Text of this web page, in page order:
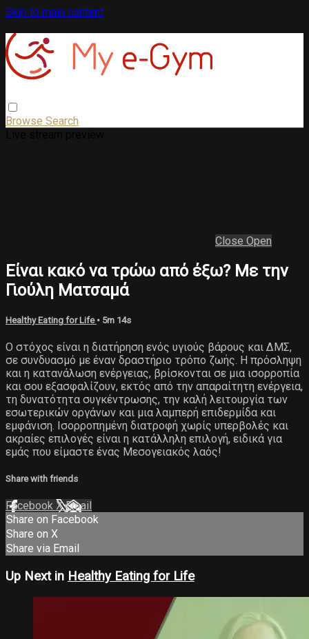
Skip to main content
Browse Search
Close Open
Eίναι κακό να τρώω από έξω? Με την
Γιούλη Ματσαμά
Healthy Eating for Life • 5m 14s
Ο στόχος είναι η διατήρηση ενός υγιούς βάρους και ΔΜΣ,
σε συνδυασμό με έναν δραστήριο τρόπο ζωής. Η πρόσληψη
και η κατανάλωση ενέργειας, βρίσκονται σε μια ισορροπία
και σου εξασφαλίζουν, εκτός από την απαραίτητη ενέργεια,
τη δυνατότητα συγκέντρωσης, την καλή λειτουργία των
εσωτερικών οργάνων και μια λαμπερή επιδερμίδα και
εμφάνιση. Ισορροπημένη διατροφή χωρίς υπερβολές και
ακραίες επιλογές είναι η κατάλληλη επιλογή, ειδικά για
εμάς που είμαστε ένας Μεσογειακός λαός!
Share with friends
Facebook XEmail
Share on Facebook
Share on X
Share via Email
Up Next in Healthy Eating for Life